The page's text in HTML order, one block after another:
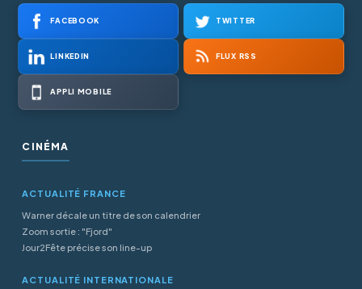
FACEBOOK TWITTER
LINKEDIN FLUX RSS
APPLI MOBILE
CINÉMA
ACTUALITÉ FRANCE
Warner décale un titre de son calendrier
Zoom sortie : "Fjord"
Jour2Fête précise son line-up
ACTUALITÉ INTERNATIONALE